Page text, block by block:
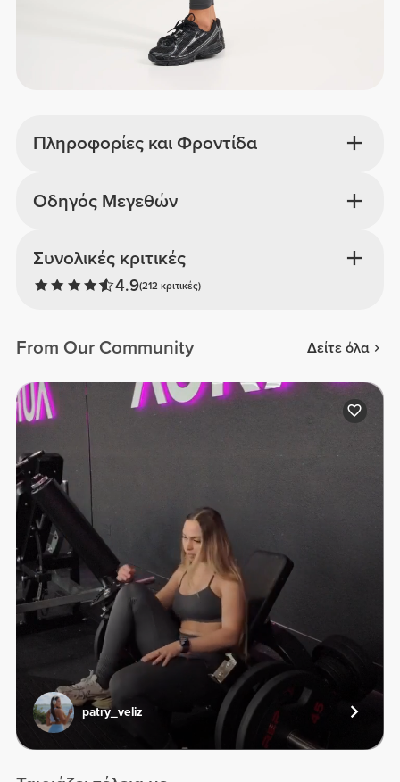
Πληροφορίες και Φροντίδα
Συνολικές κριτικές
4.9(212 κριτικές)
Οδηγός Μεγεθών
From Our Community Δείτε όλα
patry_veliz